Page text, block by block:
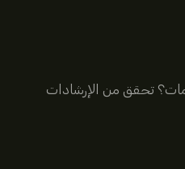
تحقق من الإرشادات